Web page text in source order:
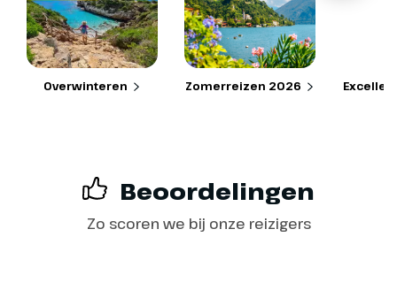
Overwinteren Zomerreizen 2026
Beoordelingen
Zo scoren we bij onze reizigers